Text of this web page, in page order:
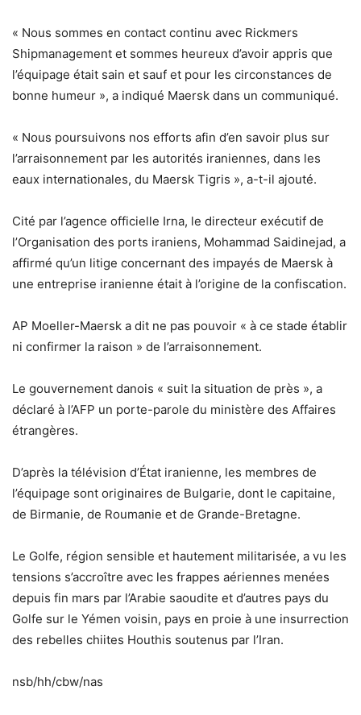
« Nous sommes en contact continu avec Rickmers
Shipmanagement et sommes heureux d’avoir appris que
l’équipage était sain et sauf et pour les circonstances de
bonne humeur », a indiqué Maersk dans un communiqué.
« Nous poursuivons nos efforts afin d’en savoir plus sur
l’arraisonnement par les autorités iraniennes, dans les
eaux internationales, du Maersk Tigris », a-t-il ajouté.
Cité par l’agence officielle Irna, le directeur exécutif de
l’Organisation des ports iraniens, Mohammad Saidinejad, a
affirmé qu’un litige concernant des impayés de Maersk à
une entreprise iranienne était à l’origine de la confiscation.
AP Moeller-Maersk a dit ne pas pouvoir « à ce stade établir
ni confirmer la raison » de l’arraisonnement.
Le gouvernement danois « suit la situation de près », a
déclaré à l’AFP un porte-parole du ministère des Affaires
étrangères.
D’après la télévision d’État iranienne, les membres de
l’équipage sont originaires de Bulgarie, dont le capitaine,
de Birmanie, de Roumanie et de Grande-Bretagne.
Le Golfe, région sensible et hautement militarisée, a vu les
tensions s’accroître avec les frappes aériennes menées
depuis fin mars par l’Arabie saoudite et d’autres pays du
Golfe sur le Yémen voisin, pays en proie à une insurrection
des rebelles chiites Houthis soutenus par l’Iran.
nsb/hh/cbw/nas